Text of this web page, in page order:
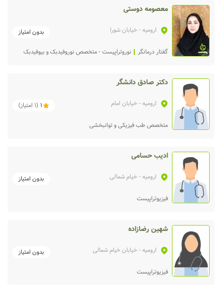
معصومه دوستی
ارومیه- خیابان شورا بدون امتیاز
گفتار درمانگر نوروتراپیست - متخصص نوروفیدبک و بیوفیدبک
دکتر صادق دانشگر
ارومیه- خیابان امام 1
(
1 امتیاز)
متخصص طب فیزیکی و توانبخشی
ادیب حسامی
ارومیه- خیام شمالی بدون امتیاز
فیزیوتراپیست
شهین رضازاده
ارومیه- خیابان خیام شمالی بدون امتیاز
فیزیوتراپیست